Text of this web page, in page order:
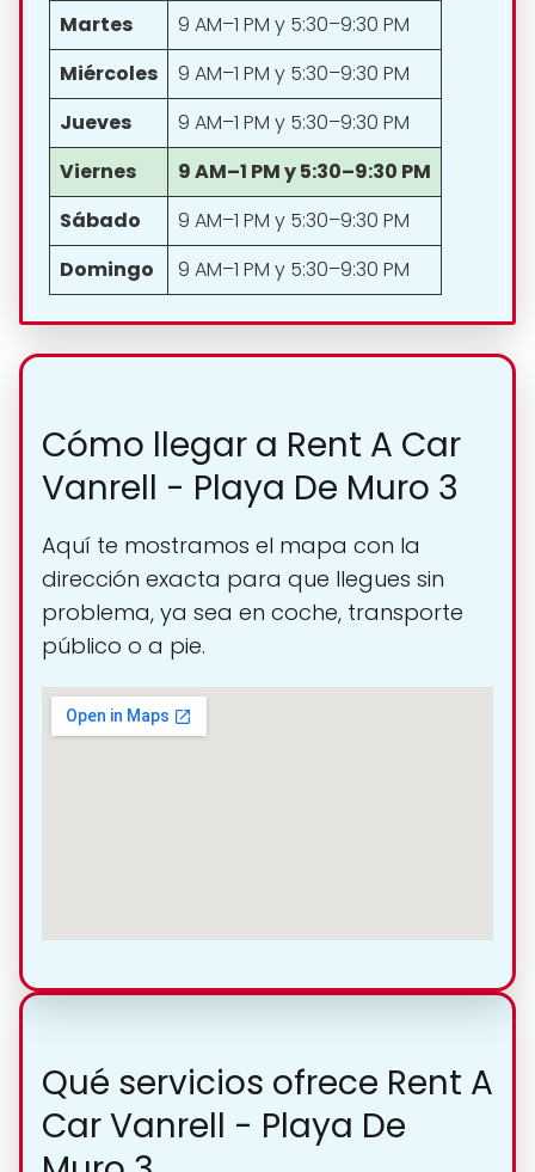
Martes
9 AM–1 PM y 5:30–9:30 PM
Miércoles
9 AM–1 PM y 5:30–9:30 PM
Jueves
9 AM–1 PM y 5:30–9:30 PM
Viernes
9 AM–1 PM y 5:30–9:30 PM
Sábado
9 AM–1 PM y 5:30–9:30 PM
Domingo
9 AM–1 PM y 5:30–9:30 PM
Cómo llegar a Rent A Car
Vanrell - Playa De Muro 3
Aquí te mostramos el mapa con la
dirección exacta para que llegues sin
problema, ya sea en coche, transporte
público o a pie.
Qué servicios ofrece Rent A
Car Vanrell - Playa De